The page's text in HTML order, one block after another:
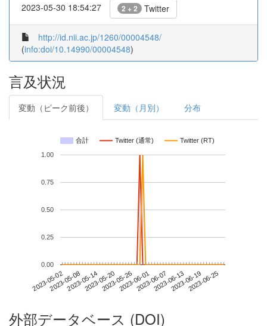
2023-05-30 18:54:27 2 + 2 Twitter
http://id.nii.ac.jp/1260/00004548/
(info:doi/10.14990/00004548)
言及状況
変動（ピーク前後） 変動（月別） 分布
合計 Twitter (通常) Twitter (RT)
2023-05-022023-05-082023-05-142023-05-202023-05-262023-06-012023-06-072023-06-132023-06-192023-06-25
0.00
0.25
0.50
0.75
1.00
外部データベース (DOI)